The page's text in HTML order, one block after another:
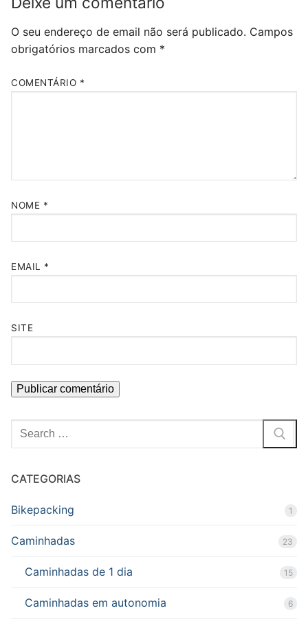
O seu endereço de email não será publicado. Campos
obrigatórios marcados com *
COMENTÁRIO *
NOME *
EMAIL *
SITE
Pesquisar
por:
CATEGORIAS
Bikepacking 1
Caminhadas 23
Caminhadas de 1 dia 15
Caminhadas em autonomia 6